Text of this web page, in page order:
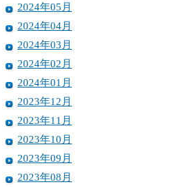
2024年05月
2024年04月
2024年03月
2024年02月
2024年01月
2023年12月
2023年11月
2023年10月
2023年09月
2023年08月